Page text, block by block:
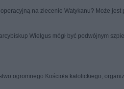
na zlecenie Watykanu? Może jest
Wielgus mógł być podwójnym
ogromnego Kościoła katolickiego,